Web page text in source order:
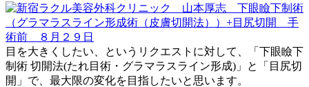
目を大きくしたい、というリクエストに対して、「下眼瞼下
制術 切開法(たれ目術・グラマラスライン形成)」と「目尻切
開」で、最大限の変化を目指したいと思います。